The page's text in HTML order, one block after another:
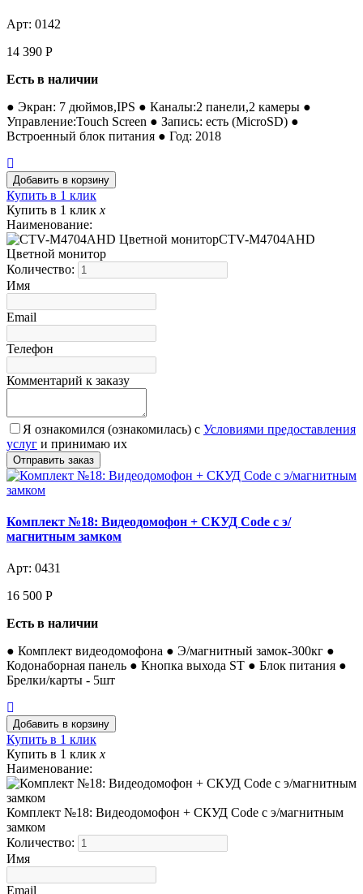
Арт: 0142
14 390 Р
Есть в наличии
● Экран: 7 дюймов,IPS ● Каналы:2 панели,2 камеры ●
Управление:Touch Screen ● Запись: есть (MicroSD) ●
Встроенный блок питания ● Год: 2018
Купить в 1 клик
Купить в 1 клик x
Наименование:
CTV-M4704AHD
Цветной монитор
Количество:
Имя
Email
Телефон
Комментарий к заказу
Я ознакомился (ознакомилась) с Условиями предоставления
услуг и принимаю их
Комплект №18: Видеодомофон + СКУД Code с э/
магнитным замком
Арт: 0431
16 500 Р
Есть в наличии
● Комплект видеодомофона ● Э/магнитный замок-300кг ●
Кодонаборная панель ● Кнопка выхода ST ● Блок питания ●
Брелки/карты - 5шт
Купить в 1 клик
Купить в 1 клик x
Наименование:
Комплект №18: Видеодомофон + СКУД Code с э/магнитным
замком
Количество:
Имя
Email